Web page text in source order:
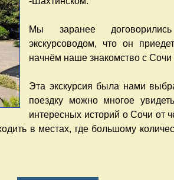
Мы заранее
экскурсоводом, что он
начнём наше знакомство с Сочи
Эта экскурсия была нами
поездку можно многое
интересных историй о Сочи от
в местах, где большому